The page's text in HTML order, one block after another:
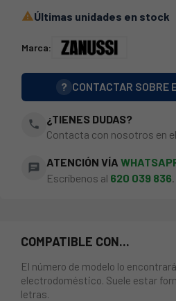
Últimas unidades en stock
Marca:
? CONTACTAR SOBRE
phone
¿TIENES DUDAS?
Contacta con nosotros en el
chat ATENCIÓN VÍA
Escríbenos al 620 039 836
COMPATIBLE CON...
El número de modelo lo
electrodoméstico. Suele estar
letras.